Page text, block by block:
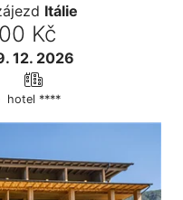
Itálie
Kč
12. 2026
hotel ****